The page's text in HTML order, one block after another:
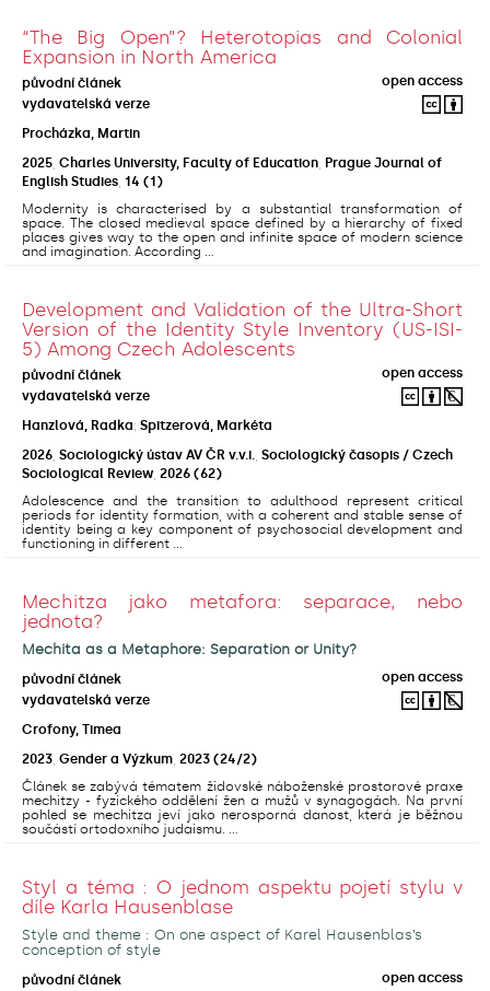
“The Big Open”? Heterotopias and Colonial
Expansion in North America
původní článek
open access
vydavatelská verze
Procházka, Martin
2025 Charles University, Faculty of Education Prague Journal of
English Studies 14 (1)
Modernity is characterised by a substantial transformation of
space. The closed medieval space defined by a hierarchy of fixed
places gives way to the open and infinite space of modern science
and imagination. According ...
Development and Validation of the Ultra-Short
Version of the Identity Style Inventory (US-ISI-
5) Among Czech Adolescents
původní článek
open access
vydavatelská verze
Hanzlová, Radka; Spitzerová, Markéta
2026 Sociologický ústav AV ČR v.v.i.
Sociologický časopis / Czech
Sociological Review 2026 (62)
Adolescence and the transition to adulthood represent critical
periods for identity formation, with a coherent and stable sense of
identity being a key component of psychosocial development and
functioning in different ...
Mechitza jako metafora: separace, nebo
jednota?
Mechita as a Metaphore: Separation or Unity?
původní článek
open access
vydavatelská verze
Crofony, Timea
2023 Gender a Výzkum 2023 (24/2)
Článek se zabývá tématem židovské náboženské prostorové praxe
mechitzy - fyzického oddělení žen a mužů v synagogách. Na první
pohled se mechitza jeví jako nerosporná danost, která je běžnou
součástí ortodoxního judaismu. ...
Styl a téma : O jednom aspektu pojetí stylu v
díle Karla Hausenblase
Style and theme : On one aspect of Karel Hausenblas’s
conception of style
původní článek open access